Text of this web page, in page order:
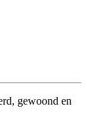
gewoond en